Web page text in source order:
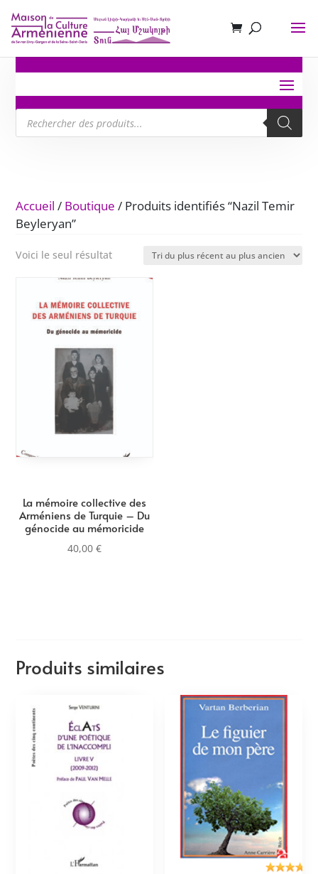
Recherche
de
produits
Accueil / Boutique / Produits identifiés “Nazil Temir
Beyleryan”
Voici le seul résultat
La mémoire collective des
Arméniens de Turquie – Du
génocide au mémoricide
40,00€
Produits similaires